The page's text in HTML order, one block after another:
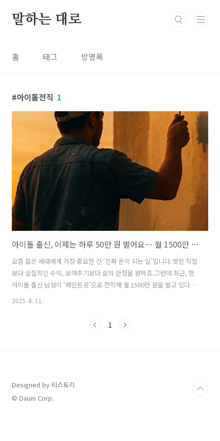
말하는 대로
홈 태그 방명록
아이돌전직 1
아이돌 출신, 이제는 하루 50만 원 벌어요… 월 1500만 원, 현실 노동의 반전
요즘 젊은 세대에게 가장 중요한 건 ‘진짜 돈이 되는 일’입니다.멋진 직업
보다 실질적인 수익, 보여주기보다 삶의 안정을 원하죠.그런데 최근, 한
아이돌 출신 남성이 ‘페인트공’으로 전직해 월 1500만 원을 벌고 있다는
뉴스가 화제가 되고 있어요.화려한 무대에서 벗어나 페인트칠로 하루 50
정적일까?겉으론 화려해 보이는 연예계지만,아이돌 생계는 **‘계약 종료
2025. 6. 11.
1
Designed by 티스토리
© Daum Corp.